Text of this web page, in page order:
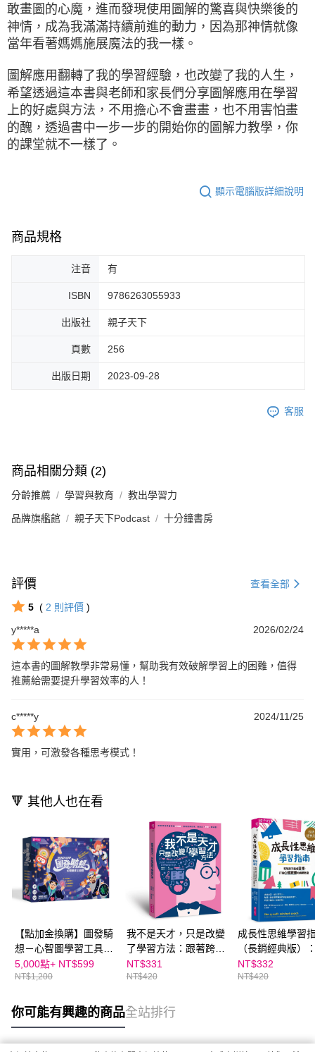
敢畫圖的心魔，進而發現使用圖解的驚喜與快樂後的
神情，成為我滿滿持續前進的動力，因為那神情就像
當年看著媽媽施展魔法的我一樣。
圖解應用翻轉了我的學習經驗，也改變了我的人生，
希望透過這本書與老師和家長們分享圖解應用在學習
上的好處與方法，不用擔心不會畫畫，也不用害怕畫
的醜，透過書中一步一步的開始你的圖解力教學，你
的課堂就不一樣了。
顯示電腦版詳細說明
商品規格
注音 有
ISBN 9786263055933
出版社 親子天下
頁數 256
出版日期 2023-09-28
客服
商品相關分類 (2)
分齡推薦 學習與教育 教出學習力
品牌旗艦館 親子天下Podcast 十分鐘書房
評價 查看全部
5 ( 2 則評價 )
y*****a
2026/02/24
這本書的圖解教學非常易懂，幫助我有效破解學習上的困難，值得
推薦給需要提升學習效率的人！
c*****y 2024/11/25
實用，可激發各種思考模式！
🔻 其他人也在看
【點加金換購】圖發騎
想－心智圖學習工具，
贈練習筆記本｜玩中
學，一張圖秒懂知識架
5,000點+ NT$599
NT$1,200
我不是天才，只是改變
了學習方法：跟著跨域
學習專家余道昌，發現
超高效率、能真正「學
NT$331
NT$420
成長性思維學習
（長銷經典版）
孩子達成目標，
態致勝的實戰教
NT$332
NT$420
你可能有興趣的商品全站排行